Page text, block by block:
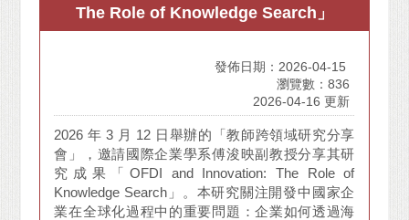
The Role of Knowledge Search」
發佈日期：2026-04-15
瀏覽數：836
2026-04-16 更新
2026 年 3 月 12 日舉辦的「教師跨領域研究分享
會」，邀請國際企業學系傅浚映副教授分享其研
究成果「OFDI and Innovation: The Role of
Knowledge Search」。本研究關注開發中國家企
業在全球化過程中的重要問題：企業如何透過海